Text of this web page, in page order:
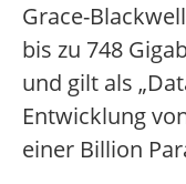
Grace-
bis zu 748
und gilt als
Entwicklung
einer Billion